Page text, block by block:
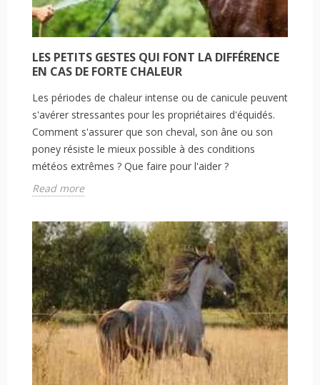
LES PETITS GESTES QUI FONT LA DIFFÉRENCE
EN CAS DE FORTE CHALEUR
Les périodes de chaleur intense ou de canicule peuvent
s'avérer stressantes pour les propriétaires d'équidés.
Comment s'assurer que son cheval, son âne ou son
poney résiste le mieux possible à des conditions
météos extrêmes ? Que faire pour l'aider ?
Read more